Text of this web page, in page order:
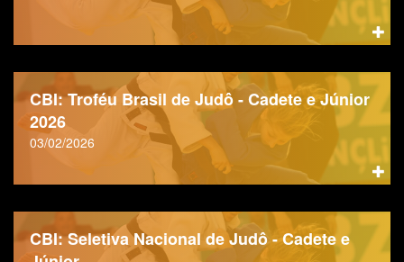
CBI: Troféu Brasil de Judô - Cadete e Júnior
2026
03/02/2026
CBI: Seletiva Nacional de Judô - Cadete e